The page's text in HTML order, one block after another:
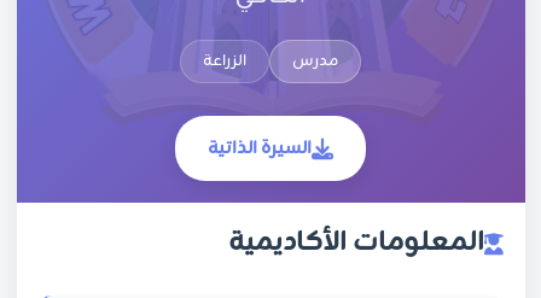
مدرس الزراعة
السيرة الذاتية
المعلومات الأكاديمية